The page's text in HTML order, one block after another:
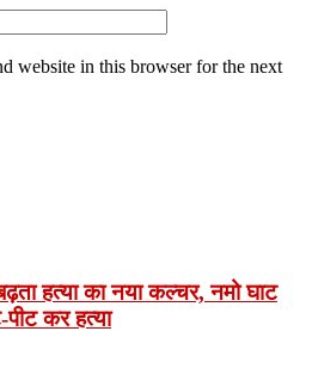
website in this browser for the next
हत्या का नया कल्चर, नमो घाट
कर हत्या